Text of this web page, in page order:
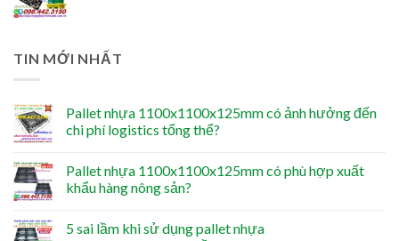
TIN MỚI NHẤT
Pallet nhựa 1100x1100x125mm có ảnh hưởng đến
chi phí logistics tổng thể?
Pallet nhựa 1100x1100x125mm có phù hợp xuất
khẩu hàng nông sản?
5 sai lầm khi sử dụng pallet nhựa